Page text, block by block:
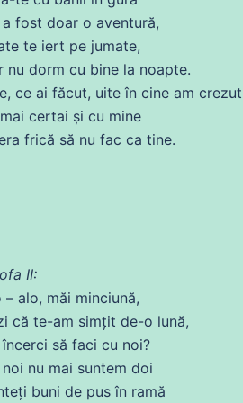
a fost doar o aventură,
te iert pe jumate,
nu dorm cu bine la noapte.
ce ai făcut, uite în cine am crezut
certai și cu mine
frică să nu fac ca tine.
II:
– alo, măi minciună,
că te-am simțit de-o lună,
încerci să faci cu noi?
noi nu mai suntem doi
buni de pus în ramă